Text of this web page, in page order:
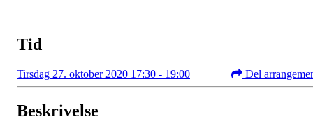
Tid
Tirsdag 27. oktober 2020 17:30 - 19:00 Del
Beskrivelse